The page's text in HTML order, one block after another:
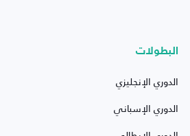
البطولات
الدوري الإنجليزي
الدوري الإسباني